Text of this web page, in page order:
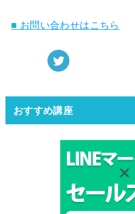
■ お問い合わせはこちら
おすすめ講座